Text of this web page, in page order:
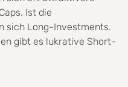
Ist die
sich Long-Investments.
gibt es lukrative Short-